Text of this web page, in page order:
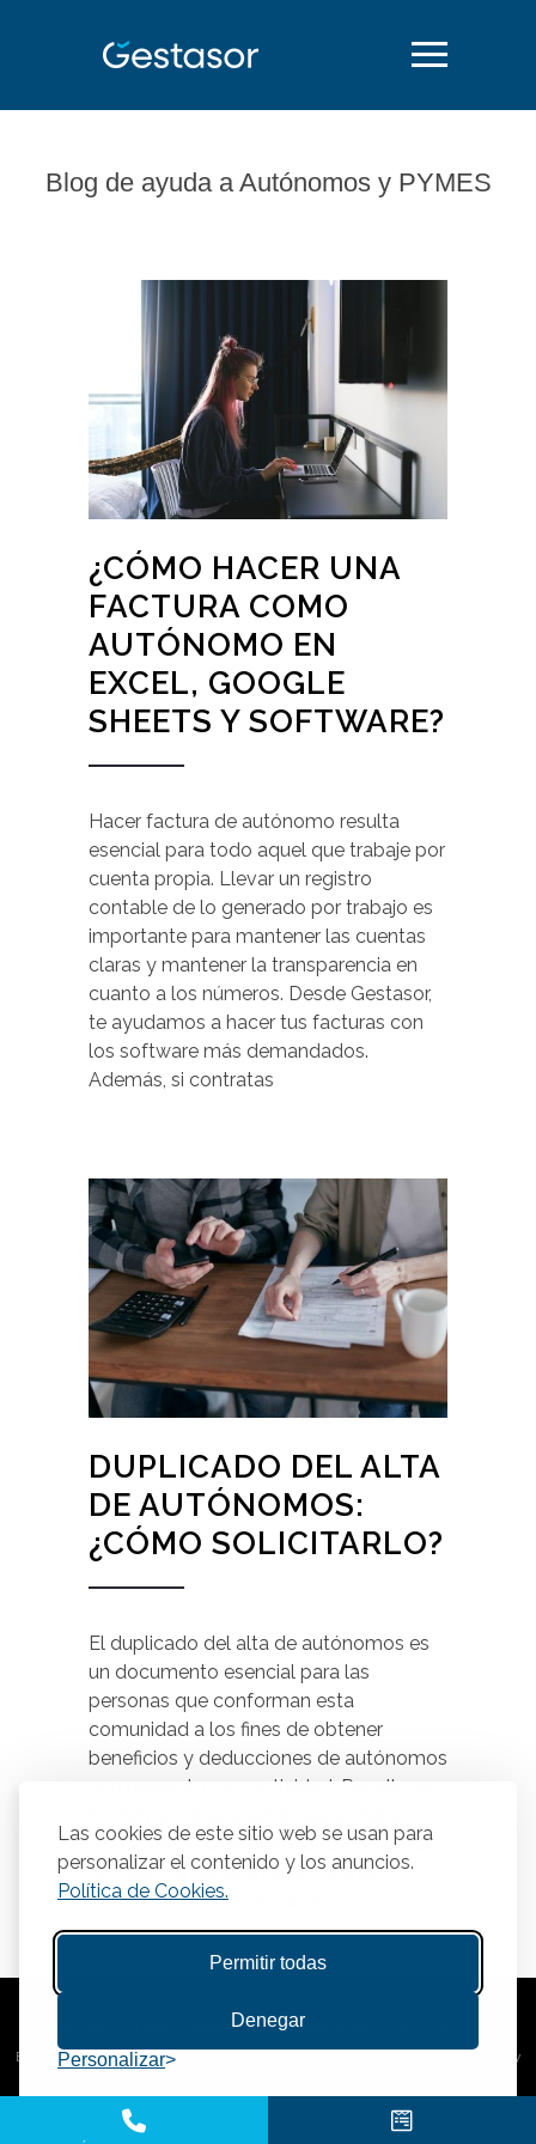
Las cookies de este sitio web se usan para
personalizar el contenido y los anuncios.
Política de Cookies.
Permitir todas
Denegar
Personalizar
Blog de ayuda a Autónomos y PYMES
¿CÓMO HACER UNA
FACTURA COMO
AUTÓNOMO EN
EXCEL, GOOGLE
SHEETS Y SOFTWARE?
Hacer factura de autónomo resulta
esencial para todo aquel que trabaje por
cuenta propia. Llevar un registro
contable de lo generado por trabajo es
importante para mantener las cuentas
claras y mantener la transparencia en
cuanto a los números. Desde Gestasor,
te ayudamos a hacer tus facturas con
los software más demandados.
Además, si contratas
DUPLICADO DEL ALTA
DE AUTÓNOMOS:
¿CÓMO SOLICITARLO?
El duplicado del alta de autónomos es
un documento esencial para las
personas que conforman esta
comunidad a los fines de obtener
beneficios y deducciones de autónomos
con respecto a su actividad. Por ello, es
forma de solicitar este documento. Por
tal razón, en este artículo podrás
encontrar cómo solicitar el
© Copyright 2025 Gestasor. Asesoría para Autónomos y PYMES.
Este sitio está protegido por reCAPTCHA y se aplican la
y
Aviso Legal
Política de Cookies